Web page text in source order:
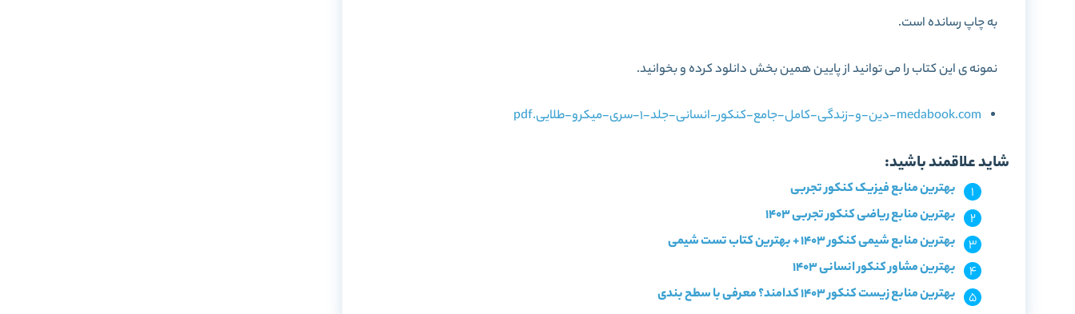
به چاپ رسانده است.
نمونه ی این کتاب را می توانید از پایین همین بخش دانلود کرده و بخوانید.
medabook.com-دین-و-زندگی-کامل-جامع-کنکور-انسانی-جلد-1-سری-میکرو-طلایی.pdf
شاید علاقمند باشید:
بهترین منابع فیزیک کنکور تجربی
بهترین منابع ریاضی کنکور تجربی 1403
بهترین منابع شیمی کنکور 1403 + بهترین کتاب تست شیمی
بهترین مشاور کنکور انسانی 1403
بهترین منابع زیست کنکور 1403 کدامند؟ معرفی با سطح بندی